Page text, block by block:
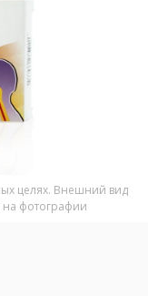
целях. Внешний вид
на фотографии